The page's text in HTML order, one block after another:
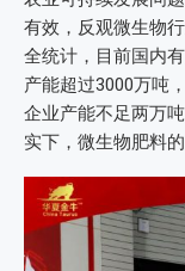
有效，反观微生物
全统计，目前国内
产能超过3000万吨
企业产能不足两万
实下，微生物肥料